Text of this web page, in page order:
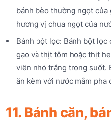
bánh bèo thường ngọt
hương vị chua ngọt của
Bánh bột lọc: Bánh bột
gạo và thịt tôm hoặc thịt
viên nhỏ trắng trong suốt.
ăn kèm với nước mắm pha
11. Bánh căn,